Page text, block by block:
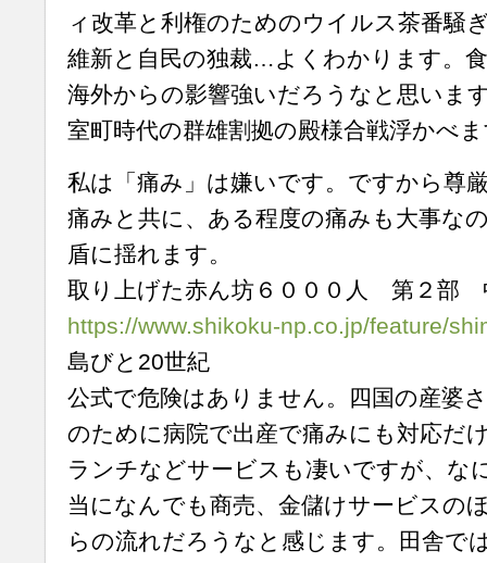
ィ改革と利権のためのウイルス茶番騒
維新と自民の独裁…よくわかります。
海外からの影響強いだろうなと思いま
室町時代の群雄割拠の殿様合戦浮かべ
私は「痛み」は嫌いです。ですから尊
痛みと共に、ある程度の痛みも大事な
盾に揺れます。
取り上げた赤ん坊６０００人 第２部
https://www.shikoku-np.co.jp/feature/
島びと20世紀
公式で危険はありません。四国の産婆
のために病院で出産で痛みにも対応だ
ランチなどサービスも凄いですが、な
当になんでも商売、金儲けサービスの
らの流れだろうなと感じます。田舎で